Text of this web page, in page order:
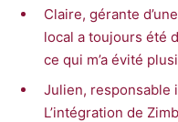
Claire, gérante
local a toujours été
ce qui m’a évité
Julien, responsable
L’intégration de